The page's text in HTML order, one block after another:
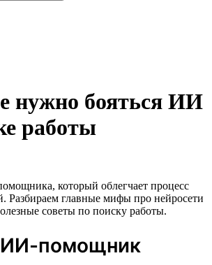
нужно бояться ИИ
работы
который облегчает процесс
Разбираем главные мифы про нейросети
советы по поиску работы.
помощник